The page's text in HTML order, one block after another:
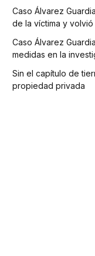
Caso Álvarez
de la víctima y volvió
Caso Álvarez
medidas en la
Sin el capítulo de
propiedad privada